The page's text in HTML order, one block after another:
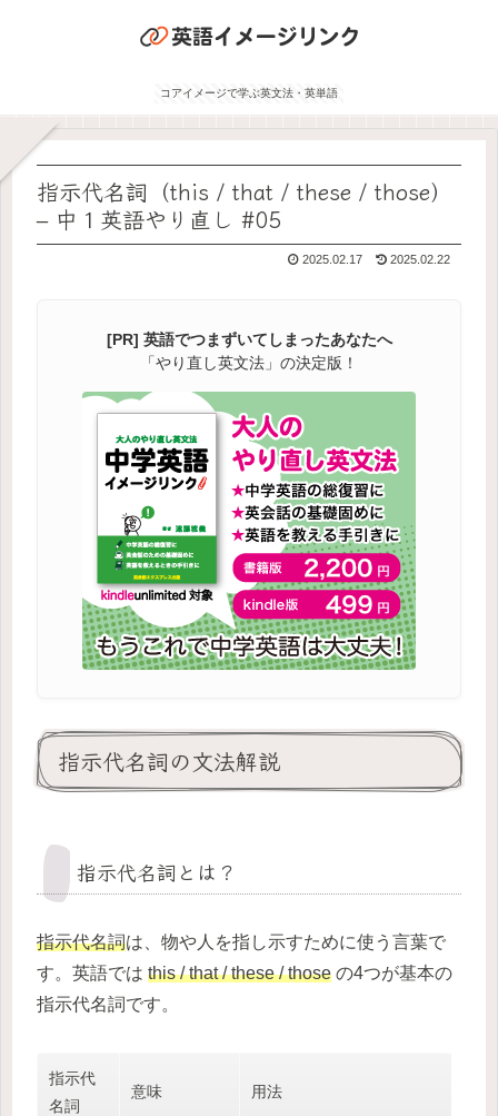
コアイメージで学ぶ英文法・英単語
指示代名詞（this / that / these / those）
– 中１英語やり直し #05
2025.02.17 2025.02.22
[PR] 英語でつまずいてしまったあなたへ
「やり直し英文法」の決定版！
指示代名詞の文法解説
指示代名詞とは？
指示代名詞は、物や人を指し示すために使う言葉で
す。英語では this / that / these / those の4つが基本の
指示代名詞です。
指示代
名詞
意味 用法